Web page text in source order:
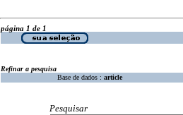
página 1 de 1
Refinar a pesquisa
Base de dados : article
Pesquisar